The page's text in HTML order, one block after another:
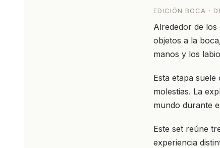
EDICIÓN BOCA ·
Alrededor de
objetos a la
manos y los
Esta etapa
molestias. La
mundo durante
Este set reúne
experiencia